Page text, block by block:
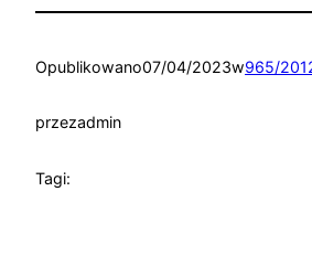
Opublikowano07/04/2023w965/
przezadmin
Tagi: